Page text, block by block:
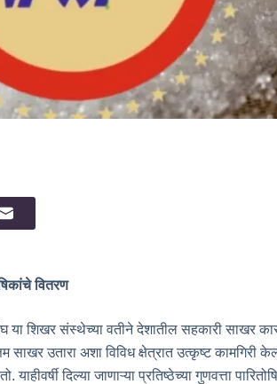
वितरण
या शिखर संस्थेच्या वतीने देशातील सहकारी साखर
उतारा अशा विविध क्षेत्रात उत्कृष्ट कामगिरी
दिल्या जाणाऱ्या प्रतिष्ठेच्या गुणवत्ता